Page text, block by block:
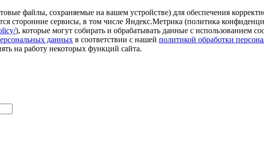
файлы, сохраняемые на вашем устройстве) для обеспечения
сторонние сервисы, в том числе Яндекс.Метрика (политика
), которые могут собирать и обрабатывать данные с использованием
данных в соответствии с нашей политикой обработки
на работу некоторых функций сайта.